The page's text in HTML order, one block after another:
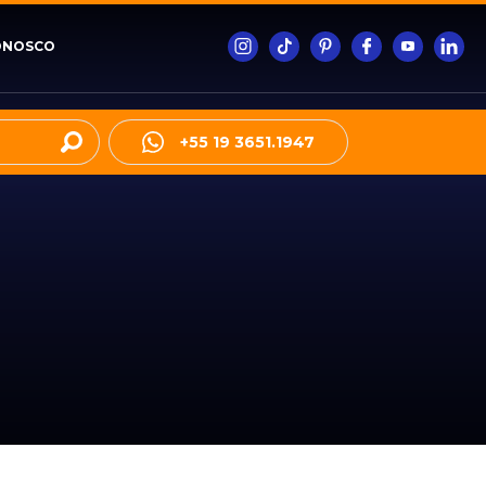
+55 19 3651.1947